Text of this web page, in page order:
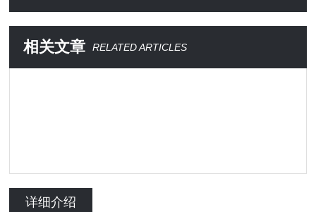
相关文章 RELATED ARTICLES
详细介绍